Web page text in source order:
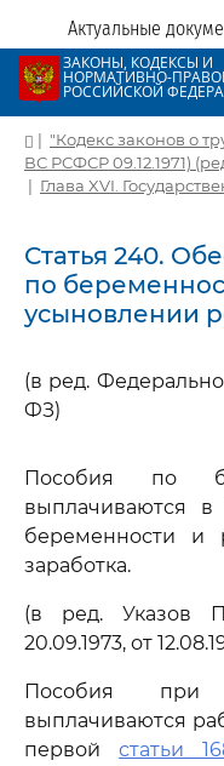
Актуальные
ЗАКОНЫ, КОДЕКСЫ И
НОРМАТИВНО-
РОССИЙСКОЙ
| "Кодекс законов о
ВС РСФСР 09.12.1971)
| Глава XVI.
Статья 240.
по
усыновлении
(в ред.
ФЗ)
Пособия по
выплачиваются
беременности и
заработка.
(в ред. Указов
20.09.1973, от
Пособия при
выплачиваются
первойстатьи